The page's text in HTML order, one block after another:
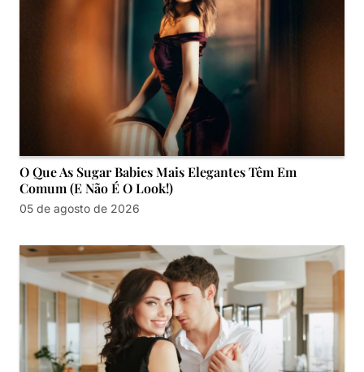
O Que As Sugar Babies Mais Elegantes Têm Em
Comum (e Não É O Look!)
05 de agosto de 2026